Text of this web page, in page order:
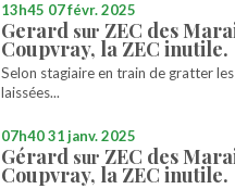
13h45 07févr. 2025
Gerard sur ZEC des
Coupvray, la ZEC inutile.
Selon stagiaire en train de gratter
laissées...
07h4031janv. 2025
Gérard sur ZEC des
Coupvray, la ZEC inutile.